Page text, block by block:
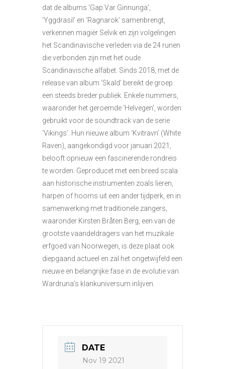
dat de albums ‘Gap Var Ginnunga’,
‘Yggdrasil’ en ‘Ragnarok’ samenbrengt,
verkennen magiër Selvik en zijn volgelingen
het Scandinavische verleden via de 24 runen
die verbonden zijn met het oude
Scandinavische alfabet. Sinds 2018, met de
release van album ‘Skald’ bereikt de groep
een steeds breder publiek. Enkele nummers,
waaronder het geroemde ‘Helvegen’, worden
gebruikt voor de soundtrack van de serie
‘Vikings’. Hun nieuwe album ‘Kvitravn’ (White
Raven), aangekondigd voor januari 2021,
belooft opnieuw een fascinerende rondreis
te worden. Geproducet met een breed scala
aan historische instrumenten zoals lieren,
harpen of hoorns uit een ander tijdperk, en in
samenwerking met traditionele zangers,
waaronder Kirsten Bråten Berg, een van de
grootste vaandeldragers van het muzikale
erfgoed van Noorwegen, is deze plaat ook
diepgaand actueel en zal het ongetwijfeld een
nieuwe en belangrijke fase in de evolutie van
Wardruna’s klankuniversum inlijven.
DATE
Nov 19 2021